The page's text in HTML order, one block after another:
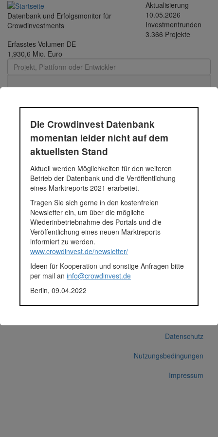
Direkt
zum
Inhalt
Datenbank und Erfolgsmonitor für
Crowdinvestments
Aktualisierung
10.05.2026
Investmentrunden
3.366 Projekte
Erfasstes Volumen DE
1,930,6 Mio. Euro
Toggle
GREENPASS
Vor dem Hintergrund globaler Klimaerwärmung und stetig
wachsender Urbanisierung hat es sich GREENPASS® zur
Aufgabe gesetzt, weltweit lebenswerte Städte zu ermöglichen und
bis zu 4 Grad abzukühlen.
Fundingsumme
292.450 Euro
Segment
Unternehmen
Anlagestatus
Aktiv
Plattform
Green Rocket
Alle Angaben ohne Gewähr auf Vollständigkeit und Richtigkeit.
Datenschutz
Nutzungsbedingungen
Impressum
Die Crowdinvest Datenbank
momentan leider nicht auf dem
aktuellsten Stand
Aktuell werden Möglichkeiten für den weiteren
Betrieb der Datenbank und die Veröffentlichung
eines Marktreports 2021 erarbeitet.
Tragen Sie sich gerne in den kostenfreien
Newsletter ein, um über die mögliche
Wiederinbetriebnahme des Portals und die
Veröffentlichung eines neuen Marktreports
informiert zu werden.
www.crowdinvest.de/newsletter/
Ideen für Kooperation und sonstige Anfragen bitte
per mail an info@crowdinvest.de
Berlin, 09.04.2022